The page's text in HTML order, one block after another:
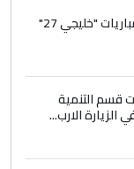
سل
يسقط
عريقة
الاتحاد الخليجي يعلن جدول مباريات "خليجي 27"
قسم التنمية
الزيارة الارب...